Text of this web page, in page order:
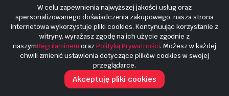
Copyright © 2025 Hosting i budowa Cyberplaneta.pl
W celu zapewnienia najwyższej jakości usług oraz
spersonalizowanego doświadczenia zakupowego, nasza strona
internetowa wykorzystuje pliki cookies. Kontynuując korzystanie z
witryny, wyrażasz zgodę na ich użycie zgodnie z
naszymRegulaminem orazPolityką Prywatności. Możesz w każdej
chwili zmienić ustawienia dotyczące plików cookies w swojej
przeglądarce.
Akceptuję pliki cookies